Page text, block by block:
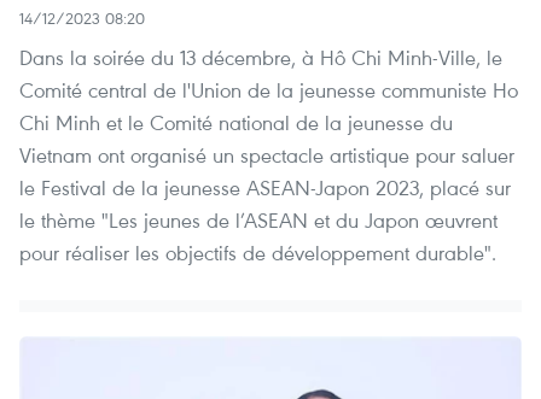
14/12/2023 08:20
Dans la soirée du 13 décembre, à Hô Chi Minh-Ville, le
Comité central de l'Union de la jeunesse communiste Ho
Chi Minh et le Comité national de la jeunesse du
Vietnam ont organisé un spectacle artistique pour saluer
le Festival de la jeunesse ASEAN-Japon 2023, placé sur
le thème "Les jeunes de l’ASEAN et du Japon œuvrent
pour réaliser les objectifs de développement durable".